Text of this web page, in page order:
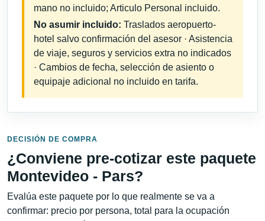
mano no incluido; Articulo Personal incluido.
No asumir incluido: Traslados aeropuerto-
hotel salvo confirmación del asesor · Asistencia
de viaje, seguros y servicios extra no indicados
· Cambios de fecha, selección de asiento o
equipaje adicional no incluido en tarifa.
DECISIÓN DE COMPRA
¿Conviene pre-cotizar este paquete
Montevideo - Pars?
Evalúa este paquete por lo que realmente se va a
confirmar: precio por persona, total para la ocupación